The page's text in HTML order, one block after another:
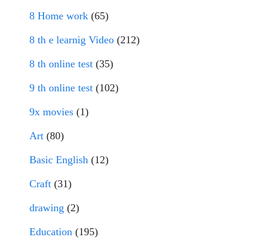
8 Home work (65)
8 th e learnig Video (212)
8 th online test (35)
9 th online test (102)
9x movies (1)
Art (80)
Basic English (12)
Craft (31)
drawing (2)
Education (195)